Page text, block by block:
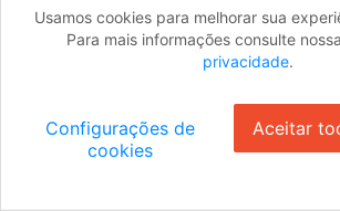
Usamos cookies para melhorar sua
Para mais informações consulte nossa
privacidade.
Configurações de
cookies
Aceitar